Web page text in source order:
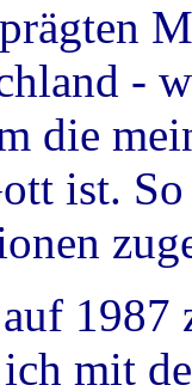
-
die
ist.
1987
ich mit